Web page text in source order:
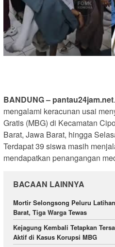
BANDUNG – pantau24jam.net
mengalami keracunan usai
Gratis (MBG) di Kecamatan
Barat, Jawa Barat, hingga
Terdapat 39 siswa masih
mendapatkan penangangan
BACAAN LAINNYA
Mortir Selongsong Peluru
Barat, Tiga Warga Tewas
Kejagung Kembali Tetapkan
Aktif di Kasus Korupsi MBG